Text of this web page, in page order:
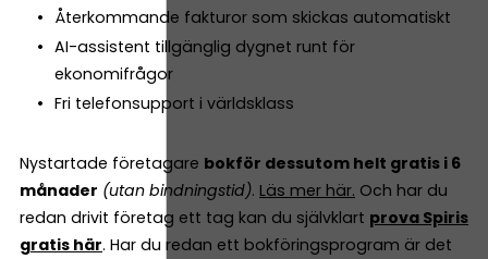
Återkommande fakturor som skickas automatiskt
AI-assistent tillgänglig dygnet runt för
ekonomifrågor
Fri telefonsupport i världsklass
Nystartade företagare bokför dessutom helt gratis i 6
månader (utan bindningstid). Läs mer här. Och har du
redan drivit företag ett tag kan du självklart prova Spiris
gratis här. Har du redan ett bokföringsprogram är det